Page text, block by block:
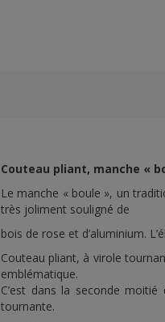
Couteau pliant, manche «
Le manche « boule », un
très joliment souligné de
bois de rose et d’aluminium.
Couteau pliant, à virole
emblématique.
C’est dans la seconde
tournante.